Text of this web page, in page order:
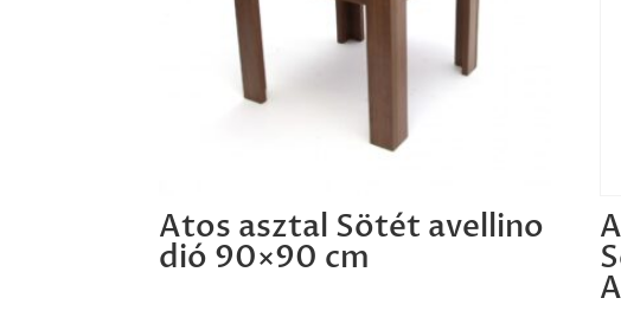
Atos asztal Sötét avellino
dió 90×90 cm